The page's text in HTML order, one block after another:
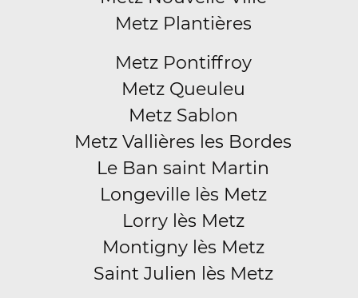
Metz Plantières
Metz Pontiffroy
Metz Queuleu
Metz Sablon
Metz Vallières les Bordes
Le Ban saint Martin
Longeville lès Metz
Lorry lès Metz
Montigny lès Metz
Saint Julien lès Metz